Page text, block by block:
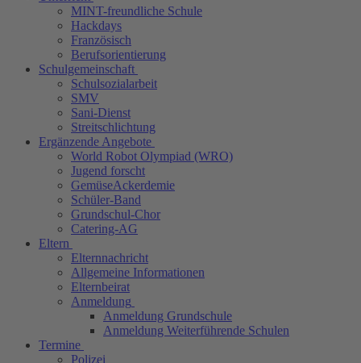
MINT-freundliche Schule
Hackdays
Französisch
Berufsorientierung
Schulgemeinschaft
Schulsozialarbeit
SMV
Sani-Dienst
Streitschlichtung
Ergänzende Angebote
World Robot Olympiad (WRO)
Jugend forscht
GemüseAckerdemie
Schüler-Band
Grundschul-Chor
Catering-AG
Eltern
Elternnachricht
Allgemeine Informationen
Elternbeirat
Anmeldung
Anmeldung Grundschule
Anmeldung Weiterführende Schulen
Termine
Polizei